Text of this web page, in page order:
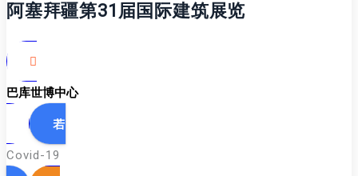
阿塞拜疆第31届国际建筑展览
巴库世博中心
Covid-19